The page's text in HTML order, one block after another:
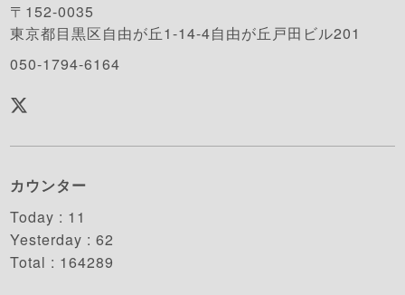
〒152-0035
東京都目黒区自由が丘1-14-4自由が丘戸田ビル201
050-1794-6164
カウンター
Today : 11
Yesterday :62
Total : 164289